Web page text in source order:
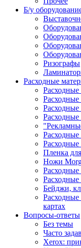
Б/у
Ризографы
Расходные
Расходные
Расходные
Пленка
Ножи
Расходные
Бейджи,
Расходные
картах
Вопросы-ответы
Без темы
Часто
Xerox: